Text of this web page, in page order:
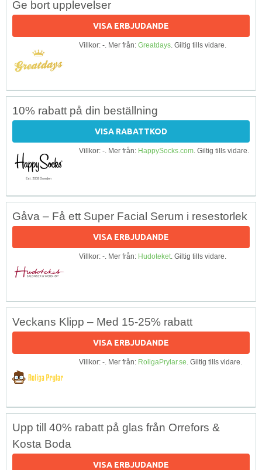
Ge bort upplevelser
VISA ERBJUDANDE
Villkor: -. Mer från: Greatdays. Giltig tills vidare.
10% rabatt på din beställning
VISA RABATTKOD
Villkor: -. Mer från: HappySocks.com. Giltig tills vidare.
Gåva – Få ett Super Facial Serum i resestorlek
VISA ERBJUDANDE
Villkor: -. Mer från: Hudoteket. Giltig tills vidare.
Veckans Klipp – Med 15-25% rabatt
VISA ERBJUDANDE
Villkor: -. Mer från: RoligaPrylar.se. Giltig tills vidare.
Upp till 40% rabatt på glas från Orrefors &
Kosta Boda
VISA ERBJUDANDE